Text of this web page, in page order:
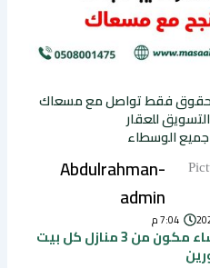
الحقوق فقط تواصل مع مسعاك
للعقار
الوسطاء
Abdulrahman-
admin
7:04 م
للبيع بيت في البطالية الأحساء مكون من 3 منازل كل بيت